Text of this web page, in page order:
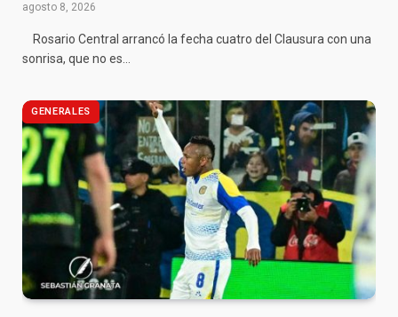
agosto 8, 2026
Rosario Central arrancó la fecha cuatro del Clausura con una
sonrisa, que no es…
GENERALES